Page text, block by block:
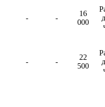
- -
16
000
- -
22
500